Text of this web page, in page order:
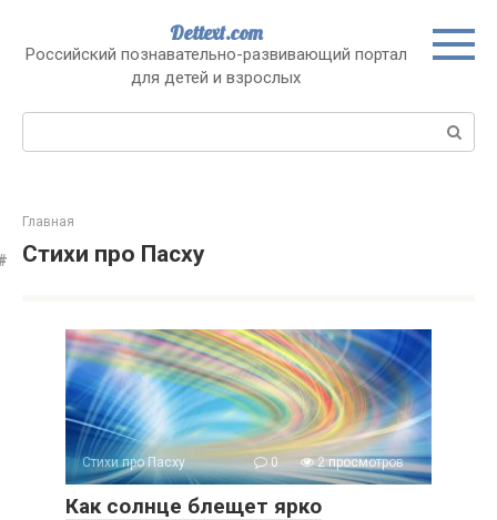
контенту
Dettext.com
Российский познавательно-развивающий портал
для детей и взрослых
Поиск:
Главная
Стихи про Пасху
Стихи про Пасху 0 2 просмотров
Как солнце блещет ярко